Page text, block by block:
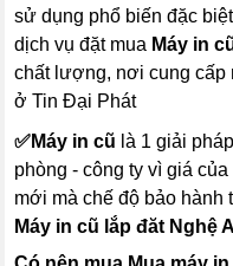
sử dụng phổ biến đặc
dịch vụ đặt mua Máy in
chất lượng, nơi cung cấp
ở Tin Đại Phát
✅Máy in cũ là 1 giải
phòng - công ty vì giá
mới mà chế độ bảo hành
Máy in cũ lắp đăt Nghệ